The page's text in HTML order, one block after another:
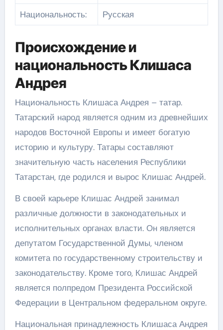
Национальность: Русская
Происхождение и
национальность Клишаса
Андрея
Национальность Клишаса Андрея – татар.
Татарский народ является одним из древнейших
народов Восточной Европы и имеет богатую
историю и культуру. Татары составляют
значительную часть населения Республики
Татарстан, где родился и вырос Клишас Андрей.
В своей карьере Клишас Андрей занимал
различные должности в законодательных и
исполнительных органах власти. Он является
депутатом Государственной Думы, членом
комитета по государственному строительству и
законодательству. Кроме того, Клишас Андрей
является полпредом Президента Российской
Федерации в Центральном федеральном округе.
Национальная принадлежность Клишаса Андрея